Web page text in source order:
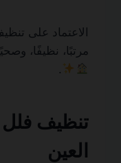
الاعتماد على
مرتبًا، نظيفًا،
.
تنظيف فلل
العين